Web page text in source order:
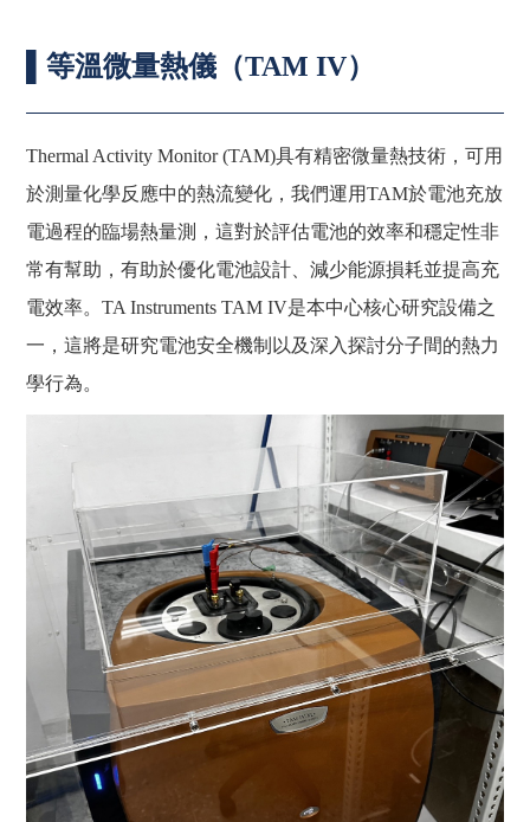
▌等溫微量熱儀（TAM IV）
Thermal Activity Monitor (TAM)具有精密微量熱技術，可用
於測量化學反應中的熱流變化，我們運用TAM於電池充放
電過程的臨場熱量測，這對於評估電池的效率和穩定性非
常有幫助，有助於優化電池設計、減少能源損耗並提高充
電效率。TA Instruments TAM IV是本中心核心研究設備之
一，這將是研究電池安全機制以及深入探討分子間的熱力
學行為。